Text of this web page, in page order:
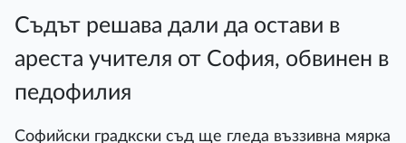
Съдът решава дали да остави в
ареста учителя от София, обвинен в
педофилия
Софийски градкски съд ще гледа въззивна мярка